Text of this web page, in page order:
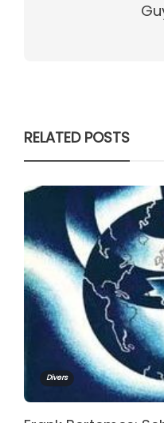
RELATED POSTS
Divers